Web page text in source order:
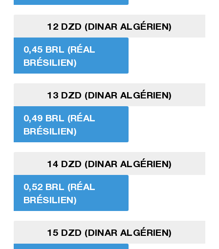
12 DZD (DINAR ALGÉRIEN)
0,45 BRL (RÉAL
BRÉSILIEN)
13 DZD (DINAR ALGÉRIEN)
0,49 BRL (RÉAL
BRÉSILIEN)
14 DZD (DINAR ALGÉRIEN)
0,52 BRL (RÉAL
BRÉSILIEN)
15 DZD (DINAR ALGÉRIEN)